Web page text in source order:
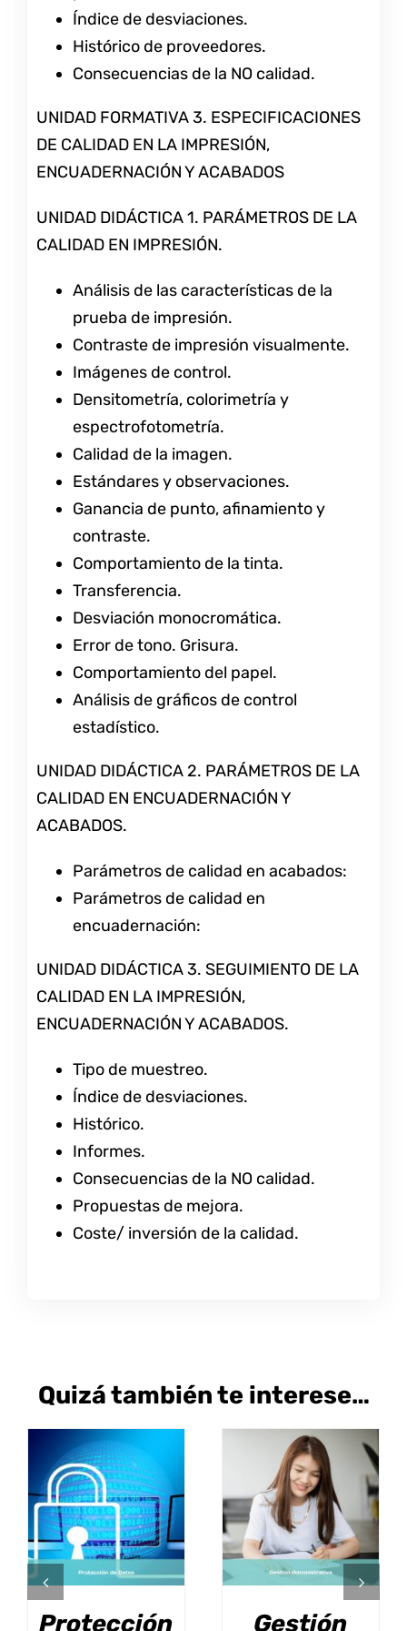
Índice de desviaciones.
Histórico de proveedores.
Consecuencias de la NO calidad.
UNIDAD FORMATIVA 3. ESPECIFICACIONES
DE CALIDAD EN LA IMPRESIÓN,
ENCUADERNACIÓN Y ACABADOS
UNIDAD DIDÁCTICA 1. PARÁMETROS DE LA
CALIDAD EN IMPRESIÓN.
Análisis de las características de la
prueba de impresión.
Contraste de impresión visualmente.
Imágenes de control.
Densitometría, colorimetría y
espectrofotometría.
Calidad de la imagen.
Estándares y observaciones.
Ganancia de punto, afinamiento y
contraste.
Comportamiento de la tinta.
Transferencia.
Desviación monocromática.
Error de tono. Grisura.
Comportamiento del papel.
Análisis de gráficos de control
estadístico.
UNIDAD DIDÁCTICA 2. PARÁMETROS DE LA
CALIDAD EN ENCUADERNACIÓN Y
ACABADOS.
Parámetros de calidad en acabados:
Parámetros de calidad en
encuadernación:
UNIDAD DIDÁCTICA 3. SEGUIMIENTO DE LA
CALIDAD EN LA IMPRESIÓN,
ENCUADERNACIÓN Y ACABADOS.
Tipo de muestreo.
Índice de desviaciones.
Histórico.
Informes.
Consecuencias de la NO calidad.
Propuestas de mejora.
Coste/ inversión de la calidad.
Quizá también te interese…
SELECCIONAR
OPCIONESESTE
PRODUCTO
TIENE
MÚLTIPLES
VARIANTES.
LAS
/
DETALLES
Protección
SELECCIONAR
OPCIONES ESTE
TIENE
LAS
/
DETALLES
Gestión